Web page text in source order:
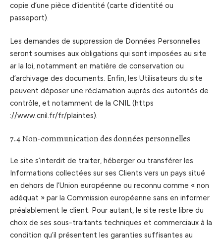
copie d’une pièce d’identité (carte d’identité ou
passeport).
Les demandes de suppression de Données Personnelles
seront soumises aux obligations qui sont imposées au site
ar la loi, notamment en matière de conservation ou
d’archivage des documents. Enfin, les Utilisateurs du site
peuvent déposer une réclamation auprès des autorités de
contrôle, et notamment de la CNIL (https
://www.cnil.fr/fr/plaintes).
7.4 Non-communication des données personnelles
Le site s’interdit de traiter, héberger ou transférer les
Informations collectées sur ses Clients vers un pays situé
en dehors de l’Union européenne ou reconnu comme « non
adéquat » par la Commission européenne sans en informer
préalablement le client. Pour autant, le site reste libre du
choix de ses sous-traitants techniques et commerciaux à la
condition qu’il présentent les garanties suffisantes au